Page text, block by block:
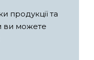
продукції та
ви можете